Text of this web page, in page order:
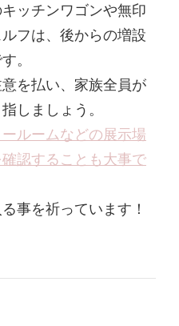
ッチンワゴンや無印
フは、後からの増設
。
を払い、家族全員が
しましょう。
ルームなどの展示場
認することも大事で
事を祈っています！